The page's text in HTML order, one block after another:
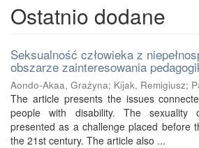
Ostatnio dodane
Seksualność człowieka z
obszarze zainteresowania
Aondo-Akaa, Grażyna; Kijak, Remigiusz;
The article presents the issues
people with disability. The
presented as a challenge placed before
the 21st century. The article also ...